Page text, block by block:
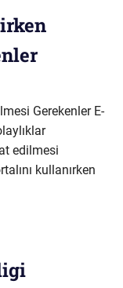
Gerekenler E-
edilmesi
kullanırken